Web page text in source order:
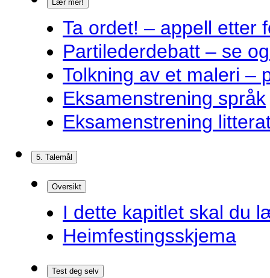
Lær mer!
Ta ordet! – appell etter
Partilederdebatt – se
Tolkning av et maleri –
Eksamenstrening språk
Eksamenstrening
5. Talemål
Oversikt
I dette kapitlet skal du
Heimfestingsskjema
Test deg selv